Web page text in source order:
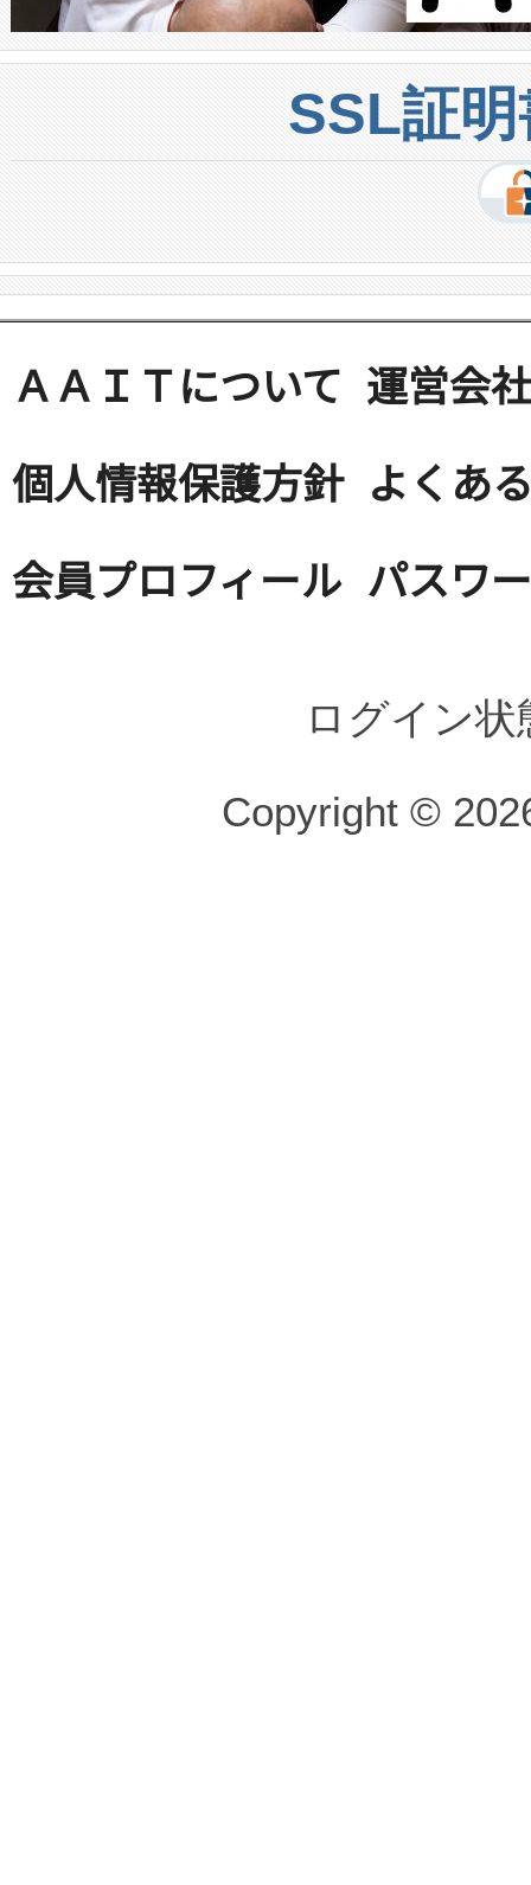
SSL証
ＡＡＩＴについて 運営会社
個人情報保護方針 よくあ
会員プロフィール パスワ
ログイン
Copyright ©